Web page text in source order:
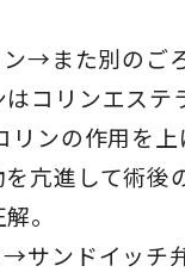
→また別のご
コリンエステ
リンの作用を
亢進して術後
。
→サンドイッチ